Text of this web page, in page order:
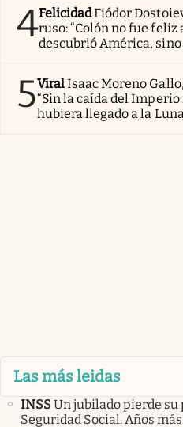
4FelicidadFiódor
ruso: “Colón no fue feliz
descubrió América,
5ViralIsaac Moreno
“Sin la caída del
hubiera llegado a la
Las más leidas
INSSUn jubilado pierde su
Seguridad Social. Años